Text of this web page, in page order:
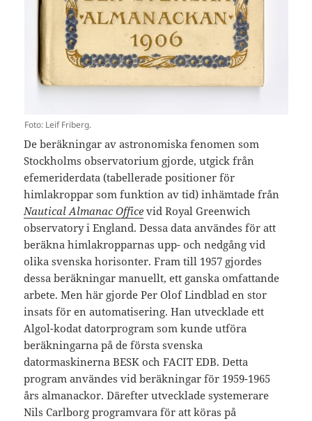
Foto: Leif Friberg.
De beräkningar av astronomiska fenomen som
Stockholms observatorium gjorde, utgick från
efemeriderdata (tabellerade positioner för
himlakroppar som funktion av tid) inhämtade från
Nautical Almanac Office vid Royal Greenwich
observatory i England. Dessa data användes för att
beräkna himlakropparnas upp- och nedgång vid
olika svenska horisonter. Fram till 1957 gjordes
dessa beräkningar manuellt, ett ganska omfattande
arbete. Men här gjorde Per Olof Lindblad en stor
insats för en automatisering. Han utvecklade ett
Algol-kodat datorprogram som kunde utföra
beräkningarna på de första svenska
datormaskinerna BESK och FACIT EDB. Detta
program användes vid beräkningar för 1959-1965
års almanackor. Därefter utvecklade systemerare
Nils Carlborg programvara för att köras på